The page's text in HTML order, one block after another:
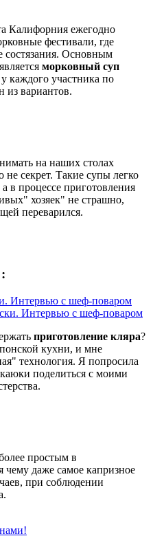
Калифорния ежегодно
фестивали, где
состязания. Основным
морковный суп
каждого участника по
из вариантов.
на наших столах
не секрет. Такие супы легко
в процессе приготовления
хозяек" не страшно,
переварился.
Интервью с шеф-поваром
приготовление кляра?
кухни, и мне
технология. Я попросила
поделиться с моими
простым в
чему даже самое капризное
при соблюдении